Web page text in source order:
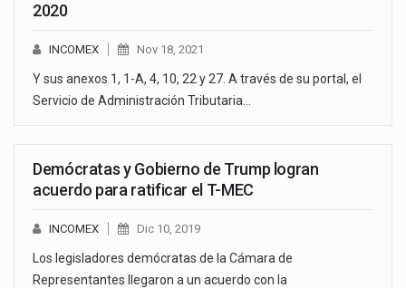
2020
INCOMEX Nov 18, 2021
Y sus anexos 1, 1-A, 4, 10, 22 y 27. A través de su portal, el
Servicio de Administración Tributaria…
Demócratas y Gobierno de Trump logran
acuerdo para ratificar el T-MEC
INCOMEX Dic 10, 2019
Los legisladores demócratas de la Cámara de
Representantes llegaron a un acuerdo con la